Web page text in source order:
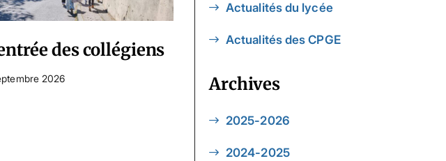
des collégiens
2026
Actualités du lycée
Actualités des CPGE
Archives
2025-2026
2024-2025